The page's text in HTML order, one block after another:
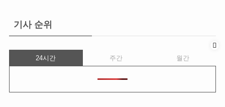
기사 순위
24시간 주간 월간